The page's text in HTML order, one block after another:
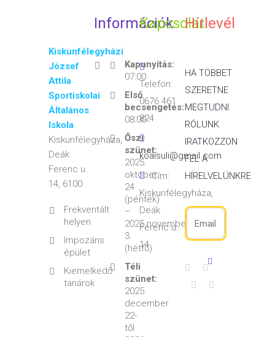
Kiskunfélegyházi
József
Attila
Sportiskolai
Általános
Iskola
Kiskunfélegyháza,
Deák
Ferenc u.
14, 6100
Frekventált
helyen
Impozáns
épület
Kiemelkedő
tanárok
Információk
Kapunyitás:
07:00
Első
becsengetés:
08:00
Őszi
szünet:
2025.
október
24
(péntek)
–
2025.november
3.
(hétfő)
Téli
szünet:
2025.
december
22-
től
Kapcsolat
Telefon:
0676 461
824
koaisuli@gmail.com
Cím:
Kiskunfélegyháza,
Deák
Ferenc u.
14
Hírlevél
HA TÖBBET
SZERETNE
MEGTUDNI
RÓLUNK
IRATKOZZON
FEL A
HÍRELVELÜNKRE